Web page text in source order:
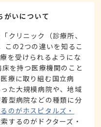
がいについて
クリニック（診療所、
この2つの違いを知るこ
を受けられるようにな
を持つ医療機関のこと
療に取り組む国立病
た大規模病院や、地域
型病院などの種類に分
のがホスピタルズ・
するのがドクターズ・